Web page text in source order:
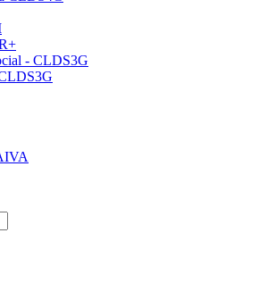
- CLDS3G